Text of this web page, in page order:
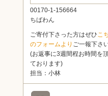
00170-1-156664
ちばわん
ご寄付下さった方はぜひこ
のフォームより ご一報下さ
(お返事に3週間程お時間を
ております)
担当：小林